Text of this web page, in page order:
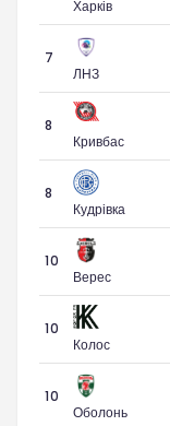
Харків
7
ЛНЗ
8
Кривбас
8
Кудрівка
10
Верес
10
Колос
10
Оболонь